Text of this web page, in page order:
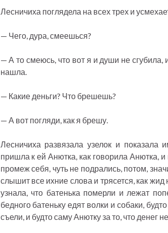
Лесничиха поглядела на всех трех и
— Чего, дура, смеешься?
— А то смеюсь, что вот я и души не
нашла.
— Какие деньги? Что брешешь?
— А вот погляди, как я брешу.
Лесничиха развязала узелок и показала
пришла к ей Анютка, как говорила Анютка,
промеж себя, чуть не подрались, потом,
слышит все ихние слова и трясется, как жид
узнала, что батенька померли и лежат
бедного батеньку едят волки и собаки,
съели, и будто саму Анютку за то, что денег